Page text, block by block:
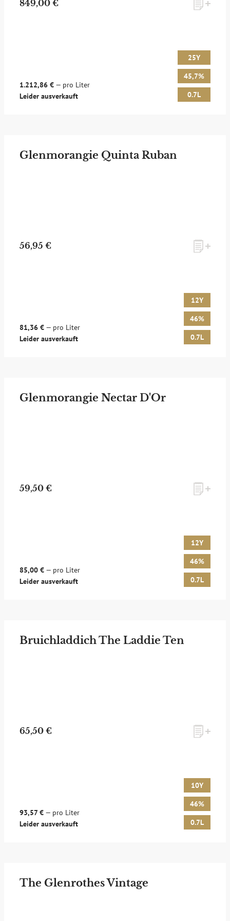
849,00 €
1.212,86 € — pro Liter
Leider ausverkauft
25Y
45,7%
0.7L
Glenmorangie Quinta Ruban
56,95 €
81,36 € — pro Liter
Leider ausverkauft
12Y
46%
0.7L
Glenmorangie Nectar D'Or
59,50 €
85,00 € — pro Liter
Leider ausverkauft
12Y
46%
0.7L
Bruichladdich The Laddie Ten
65,50 €
93,57 € — pro Liter
Leider ausverkauft
10Y
46%
0.7L
The Glenrothes Vintage